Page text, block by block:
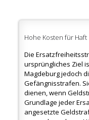
Hohe Kosten für Haft
Die
ursprüngliches Ziel
Magdeburg jedoch
Gefängnisstrafen.
dienen, wenn
Grundlage jeder
angesetzte